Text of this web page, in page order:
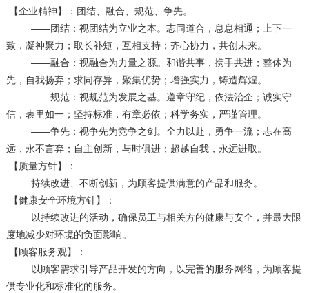
【企业精神】：团结、融合、规范、争先。
——团结：视团结为立业之本。志同道合，息息相通；上下一
致，凝神聚力；取长补短，互相支持；齐心协力，共创未来。
——融合：视融合为力量之源。和谐共事，携手共进；整体为
先，自我扬弃；求同存异，聚集优势；增强实力，铸造辉煌。
——规范：视规范为发展之基。遵章守纪，依法治企；诚实守
信，表里如一；坚持标准，有章必依；科学务实，严谨管理。
——争先：视争先为竞争之剑。全力以赴，勇争一流；志在高
远，永不言弃；自主创新，与时俱进；超越自我，永远进取。
【质量方针】：
持续改进、不断创新，为顾客提供满意的产品和服务。
【健康安全环境方针】：
以持续改进的活动，确保员工与相关方的健康与安全，并最大限
度地减少对环境的负面影响。
【顾客服务观】：
以顾客需求引导产品开发的方向，以完善的服务网络，为顾客提
供专业化和标准化的服务。